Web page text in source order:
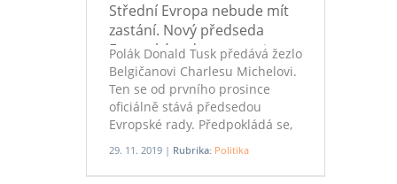
Střední Evropa nebude mít
zastání. Nový předseda
Evropské rady nastupuje
Polák Donald Tusk předává žezlo
Belgičanovi Charlesu Michelovi.
Ten se od prvního prosince
oficiálně stává předsedou
Evropské rady. Předpokládá se,
že bude agendu Evropské unie
vést směrem k sebevědomé
politice, která je schopná
29. 11. 2019 | Rubrika: Politika